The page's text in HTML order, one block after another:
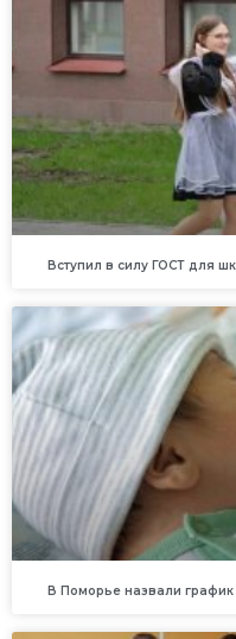
Вступил в силу ГОСТ для
В Поморье назвали